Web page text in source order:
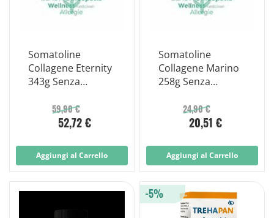
Somatoline
Collagene Eternity
343g Senza
Lattosio59,90 €
52,72 €
Aggiungi al Carrello
Somatoline
Collagene Marino
258g Senza
Lattosio Senza
Zuccheri Aggiunti
24,90 €
20,51 €
Aggiungi al Carrello
-5%